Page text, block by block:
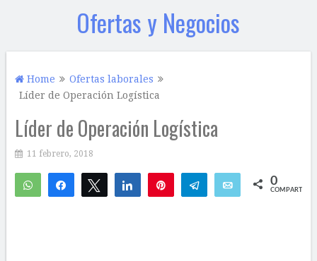
Ofertas y Negocios
Home
Ofertas laborales
Líder de Operación Logística
Líder de Operación Logística
11 febrero, 2018
WhatsAppCompartirTwittear Compartir Telegram Email 0
COMPARTIR